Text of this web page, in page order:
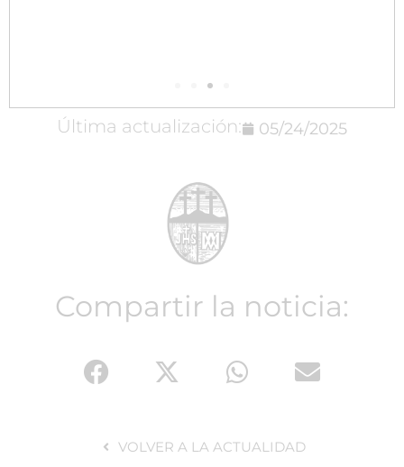
Última actualización: 05/24/2025
Compartir la noticia:
VOLVER A LA ACTUALIDAD